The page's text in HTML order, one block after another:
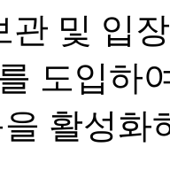
관 및 입
도입하
활성화